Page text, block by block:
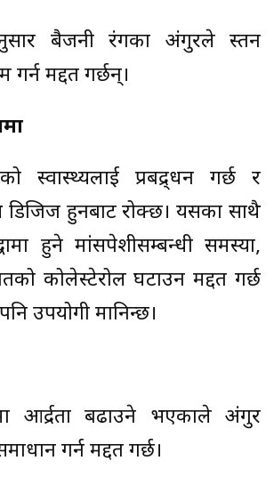
बैजनी रंगका अंगुरले स्तन
गर्न मद्दत गर्छन्।
स्वास्थ्यलाई प्रबद्र्धन गर्छ र
डिजिज हुनबाट रोक्छ। यसका साथै
हुने मांसपेशीसम्बन्धी समस्या,
कोलेस्टेरोल घटाउन मद्दत गर्छ
उपयोगी मानिन्छ।
आर्द्रता बढाउने भएकाले अंगुर
गर्न मद्दत गर्छ।